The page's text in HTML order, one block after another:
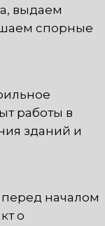
выдаем
спорные
работы в
зданий и
началом
о